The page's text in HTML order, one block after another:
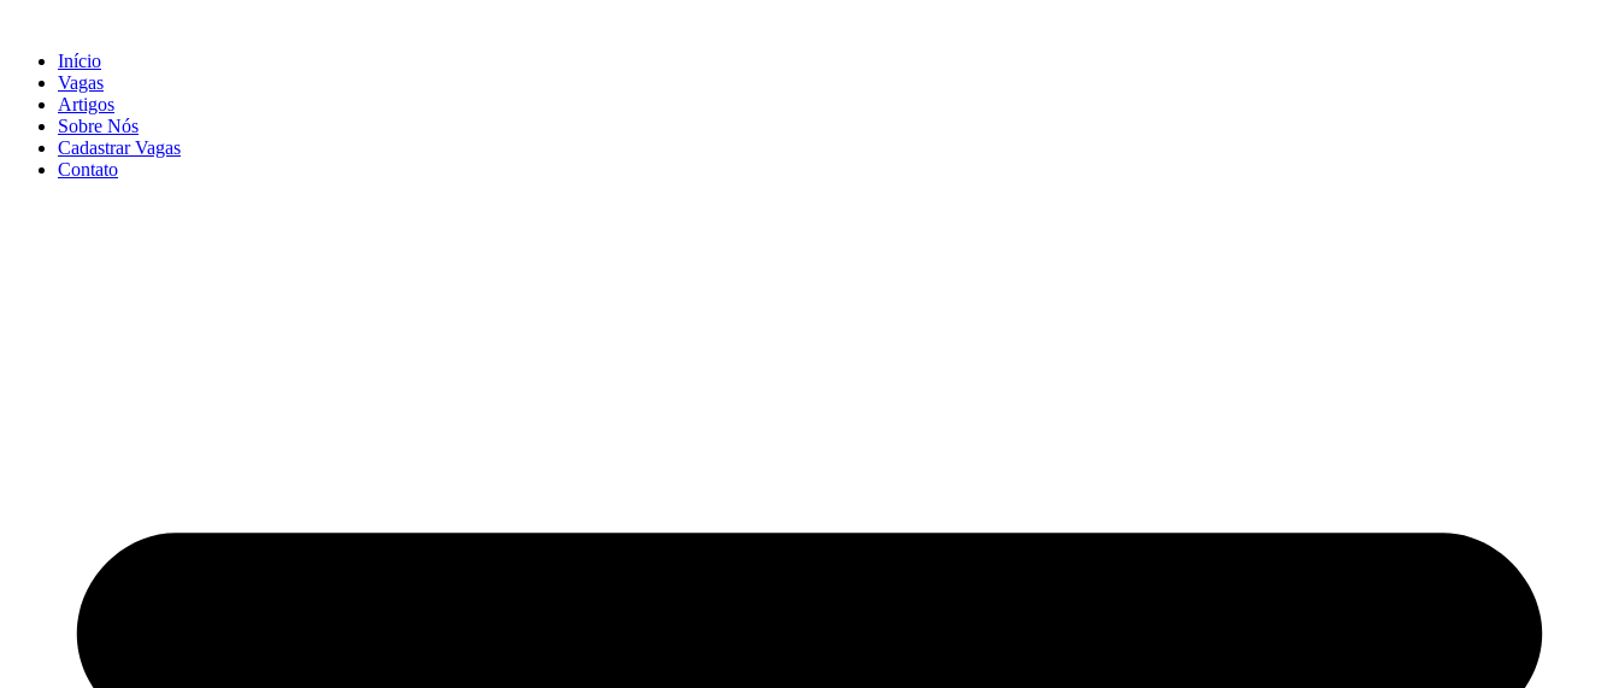
Início
Vagas
Artigos
Sobre Nós
Cadastrar Vagas
Contato